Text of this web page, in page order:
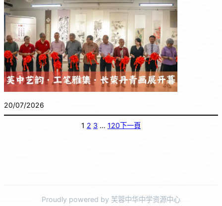
20/07/2026
1 2 3 … 120下一頁
Proudly powered by 芙蓉中华中学资源中心